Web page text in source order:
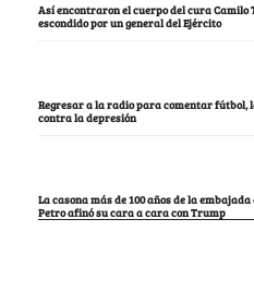
Así encontraron el cuerpo del cura Camilo
escondido por un general del Ejército
Regresar a la radio para comentar fútbol,
contra la depresión
La casona más de 100 años de la
Petro afinó su cara a cara con Trump